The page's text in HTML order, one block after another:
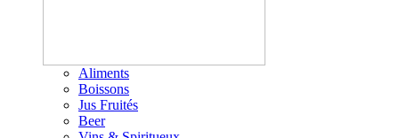
Aliments
Boissons
Jus Fruités
Beer